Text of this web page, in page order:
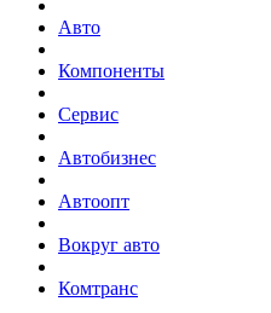
Авто
Компоненты
Сервис
Автобизнес
Автоопт
Вокруг авто
Комтранс